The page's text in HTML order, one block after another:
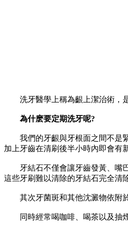
洗牙醫學上稱為齦上潔治術，是
為什麽要定期洗牙呢?
我們的牙齦與牙根面之間不是緊
加上牙齒在清刷後半小時內即會有
牙結石不僅會讓牙齒發黃、嘴巴
這些牙刷難以清除的牙結石完全清
其次牙菌斑和其他沈澱物依附於
同時經常喝咖啡、喝茶以及抽煙